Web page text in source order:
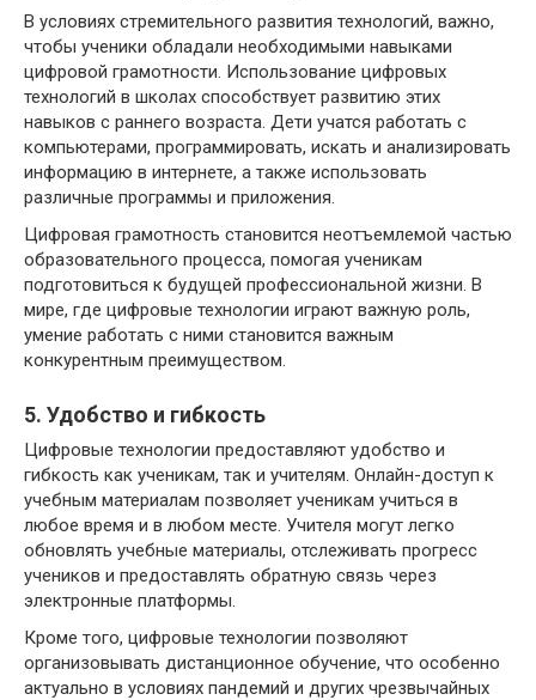
В условиях стремительного развития технологий, важно,
чтобы ученики обладали необходимыми навыками
цифровой грамотности. Использование цифровых
технологий в школах способствует развитию этих
навыков с раннего возраста. Дети учатся работать с
компьютерами, программировать, искать и анализировать
информацию в интернете, а также использовать
различные программы и приложения.
Цифровая грамотность становится неотъемлемой частью
образовательного процесса, помогая ученикам
подготовиться к будущей профессиональной жизни. В
мире, где цифровые технологии играют важную роль,
умение работать с ними становится важным
конкурентным преимуществом.
5. Удобство и гибкость
Цифровые технологии предоставляют удобство и
гибкость как ученикам, так и учителям. Онлайн-доступ к
учебным материалам позволяет ученикам учиться в
любое время и в любом месте. Учителя могут легко
обновлять учебные материалы, отслеживать прогресс
учеников и предоставлять обратную связь через
электронные платформы.
Кроме того, цифровые технологии позволяют
организовывать дистанционное обучение, что особенно
актуально в условиях пандемий и других чрезвычайных